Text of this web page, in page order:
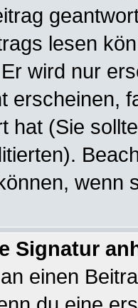
lesen
wird nur
erscheinen,
hat (Sie
wenn
Signatur
einen